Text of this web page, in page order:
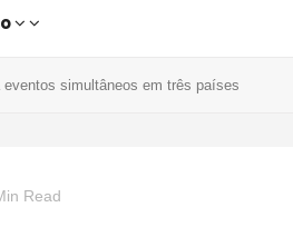
eventos simultâneos em três países
Read